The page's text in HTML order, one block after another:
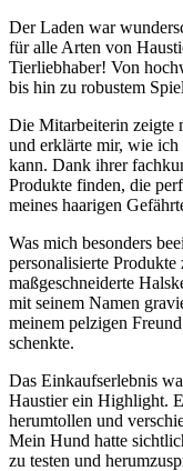
Der Laden war
für alle‍ Arten ‌von
Tierliebhaber! Von
bis hin zu robustem
Die Mitarbeiterin zeigte
und erklärte mir, wie
kann. ‌Dank ihrer
Produkte finden, die
⁤meines haarigen
Was mich ‌besonders⁤
personalisierte
maßgeschneiderte
⁢mit seinem Namen
meinem‍ pelzigen
schenkte.
Das Einkaufserlebnis
Haustier ein Highlight.
herumtollen⁣ und
Mein Hund⁤ hatte‍
zu testen und